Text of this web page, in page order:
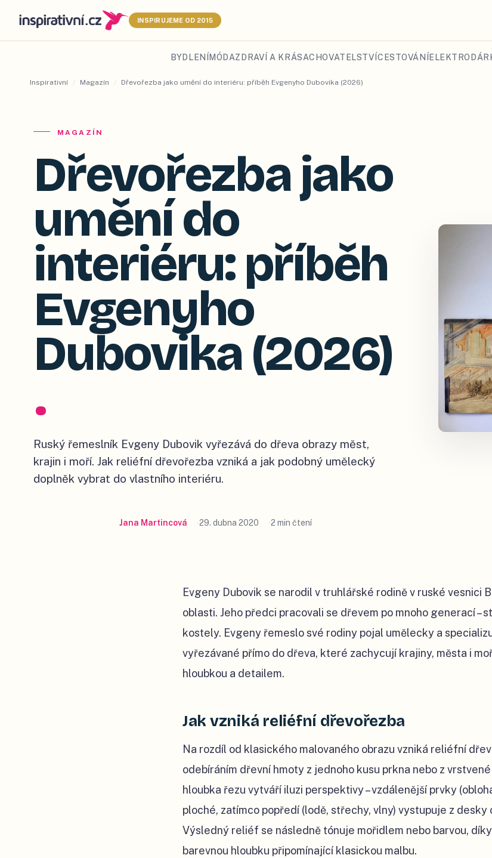
INSPIRUJEME OD 2015
BYDLENÍ MÓDAZDRAVÍ A KRÁSACHOVATELSTVÍCESTOVÁNÍ ELEKTRO
Inspirativní / Magazín / Dřevořezba jako umění do interiéru: příběh Evgenyho Dubovika (2026)
MAGAZÍN
Dřevořezba jako
umění do
interiéru: příběh
Evgenyho
Dubovika (2026)
.
Ruský řemeslník Evgeny Dubovik vyřezává do dřeva obrazy měst,
krajin i moří. Jak reliéfní dřevořezba vzniká a jak podobný umělecký
doplněk vybrat do vlastního interiéru.
Jana Martincová 29. dubna 2020 2 min čtení
Evgeny Dubovik se narodil v truhlářské rodině v ruské vesnici
oblasti. Jeho předci pracovali se dřevem po mnoho generací –
kostely. Evgeny řemeslo své rodiny pojal umělecky a
vyřezávané přímo do dřeva, které zachycují krajiny, města i
hloubkou a detailem.
Jak vzniká reliéfní dřevořezba
Na rozdíl od klasického malovaného obrazu vzniká reliéfní
odebíráním dřevní hmoty z jednoho kusu prkna nebo z
hloubka řezu vytváří iluzi perspektivy – vzdálenější prvky
ploché, zatímco popředí (lodě, střechy, vlny) vystupuje z
Výsledný reliéf se následně tónuje mořidlem nebo barvou,
barevnou hloubku připomínající klasickou malbu.